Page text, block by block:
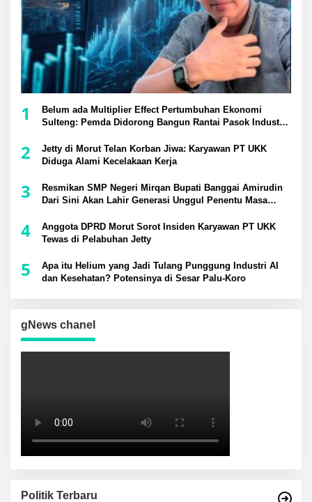
1
Belum ada Multiplier Effect Pertumbuhan Ekonomi
Sulteng: Pemda Didorong Bangun Rantai Pasok Industri
2
Jetty di Morut Telan Korban Jiwa: Karyawan PT UKK
Diduga Alami Kecelakaan Kerja
3
Resmikan SMP Negeri Mirqan Bupati Banggai Amirudin
Dari Sini Akan Lahir Generasi Unggul Penentu Masa
4
Anggota DPRD Morut Sorot Insiden Karyawan PT UKK
Tewas di Pelabuhan Jetty
5
Apa itu Helium yang Jadi Tulang Punggung Industri AI
dan Kesehatan? Potensinya di Sesar Palu-Koro
gNews chanel
Politik Terbaru